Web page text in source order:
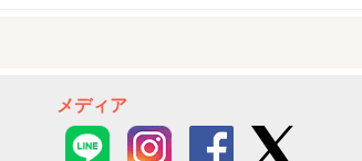
メディア